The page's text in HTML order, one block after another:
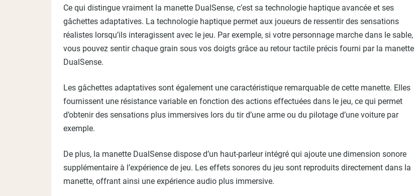
Ce qui distingue vraiment la manette DualSense, c’est sa technologie haptique avancée et ses
gâchettes adaptatives. La technologie haptique permet aux joueurs de ressentir des sensations
réalistes lorsqu’ils interagissent avec le jeu. Par exemple, si votre personnage marche dans le sable,
vous pouvez sentir chaque grain sous vos doigts grâce au retour tactile précis fourni par la manette
DualSense.
Les gâchettes adaptatives sont également une caractéristique remarquable de cette manette. Elles
fournissent une résistance variable en fonction des actions effectuées dans le jeu, ce qui permet
d’obtenir des sensations plus immersives lors du tir d’une arme ou du pilotage d’une voiture par
exemple.
De plus, la manette DualSense dispose d’un haut-parleur intégré qui ajoute une dimension sonore
supplémentaire à l’expérience de jeu. Les effets sonores du jeu sont reproduits directement dans la
manette, offrant ainsi une expérience audio plus immersive.